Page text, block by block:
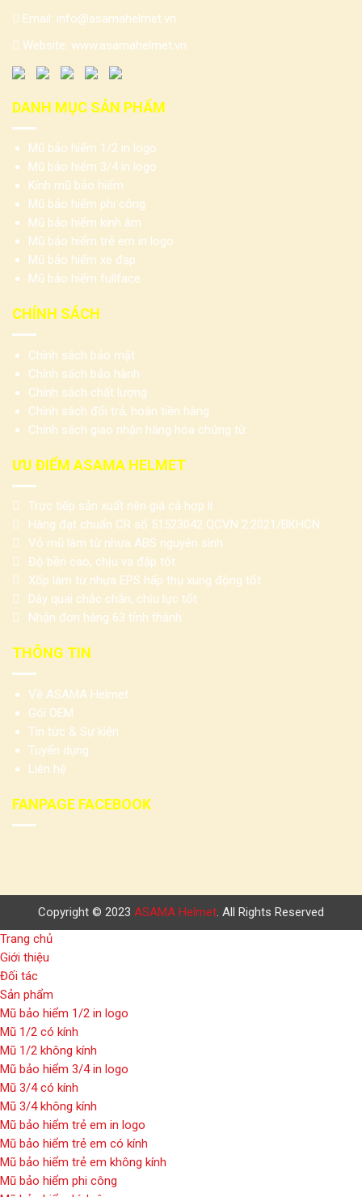
Email: info@asamahelmet.vn
Website: www.asamahelmet.vn
DANH MỤC SẢN PHẨM
Mũ bảo hiểm 1/2 in logo
Mũ bảo hiểm 3/4 in logo
Kính mũ bảo hiểm
Mũ bảo hiểm phi công
Mũ bảo hiểm kính âm
Mũ bảo hiểm trẻ em in logo
Mũ bảo hiểm xe đạp
Mũ bảo hiểm fullface
CHÍNH SÁCH
Chính sách bảo mật
Chính sách bảo hành
Chính sách chất lượng
Chính sách đổi trả, hoàn tiền hàng
Chính sách giao nhận hàng hóa chứng từ
ƯU ĐIỂM ASAMA HELMET
Trực tiếp sản xuất nên giá cả hợp lí
Hàng đạt chuẩn CR số 51523042 QCVN 2:2021/BKHCN
Vỏ mũ làm từ nhựa ABS nguyên sinh
Độ bền cao, chịu va đập tốt
Xốp làm từ nhựa EPS hấp thụ xung động tốt
Dây quai chắc chắn, chịu lực tốt
Nhận đơn hàng 63 tỉnh thành
THÔNG TIN
Về ASAMA Helmet
Gói OEM
Tin tức & Sự kiện
Tuyển dụng
Liên hệ
FANPAGE FACEBOOK
Copyright © 2023 ASAMA Helmet. All Rights Reserved
Trang chủ
Giới thiệu
Đối tác
Sản phẩm
Mũ bảo hiểm 1/2 in logo
Mũ 1/2 có kính
Mũ 1/2 không kính
Mũ bảo hiểm 3/4 in logo
Mũ 3/4 có kính
Mũ 3/4 không kính
Mũ bảo hiểm trẻ em in logo
Mũ bảo hiểm trẻ em có kính
Mũ bảo hiểm trẻ em không kính
Mũ bảo hiểm phi công